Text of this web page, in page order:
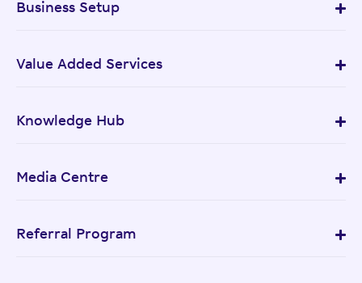
Business Setup
Value Added Services
Knowledge Hub
Media Centre
Referral Program